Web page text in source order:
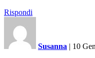
Rispondi
Susanna | 10